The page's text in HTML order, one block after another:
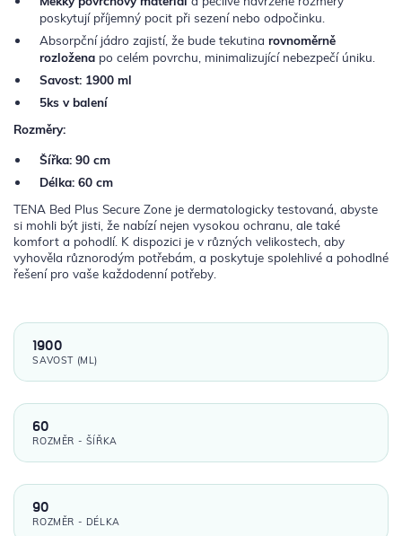
poskytují příjemný pocit při sezení nebo odpočinku.
Absorpční jádro zajistí, že bude tekutina rovnoměrně
rozložena po celém povrchu, minimalizující nebezpečí úniku.
Savost: 1900 ml
5ks v balení
Rozměry:
Šířka: 90 cm
Délka: 60 cm
TENA Bed Plus Secure Zone je dermatologicky testovaná, abyste
si mohli být jisti, že nabízí nejen vysokou ochranu, ale také
komfort a pohodlí. K dispozici je v různých velikostech, aby
vyhověla různorodým potřebám, a poskytuje spolehlivé a pohodlné
řešení pro vaše každodenní potřeby.
1900
SAVOST (ML)
60
ROZMĚR - ŠÍŘKA
90
ROZMĚR - DÉLKA